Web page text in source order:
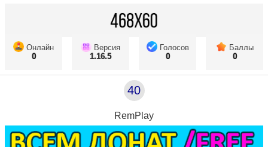
Онлайн
0
Версия
1.16.5
Голосов
0
Баллы
0
40
RemPlay